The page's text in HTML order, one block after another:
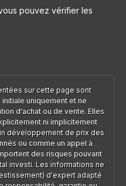
pouvez vérifier les
sur cette page sont
uniquement et ne
d'achat ou de vente. Elles
ni implicitement
développement de prix des
ou comme un appel à
des risques pouvant
investi. Les informations ne
d'expert adapté